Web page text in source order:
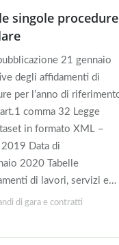
singole procedure
21 gennaio
degli affidamenti di
per l’anno di
comma 32 Legge
in formato XML –
Data di
2020 Tabelle
di lavori, servizi e…
di gara e contratti